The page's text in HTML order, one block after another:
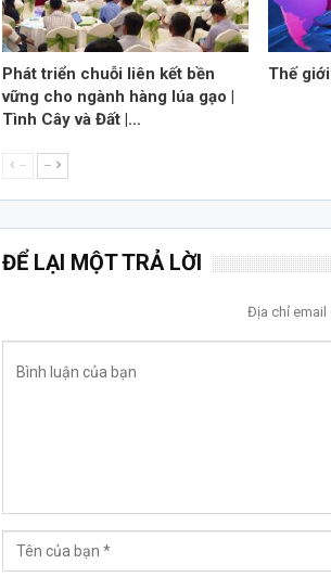
Phát triển chuỗi liên kết bền
vững cho ngành hàng lúa gạo |
Tình Cây và Đất |…
Thế
-- --
ĐỂ LẠI MỘT TRẢ LỜI
Địa chỉ email